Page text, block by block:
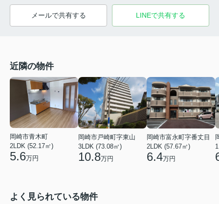
メールで共有する LINEで共有する
近隣の物件
岡崎市青木町
2LDK (52.17㎡)
5.6万円
岡崎市戸崎町字東山
3LDK (73.08㎡)
10.8万円
岡崎市富永町字番丈目
2LDK (57.67㎡)
6.4万円
よく見られている物件